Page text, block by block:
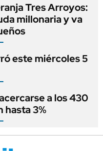
Tres Arroyos:
millonaria y va
este miércoles 5
a los 430
hasta 3%